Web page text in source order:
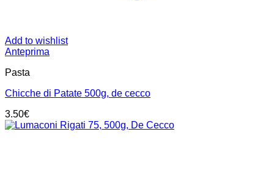
Add to wishlist
Anteprima
Pasta
Chicche di Patate 500g, de cecco
3.50€